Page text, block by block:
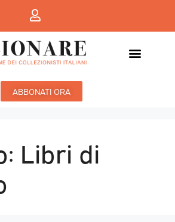
ABBONATI ORA
Libri di